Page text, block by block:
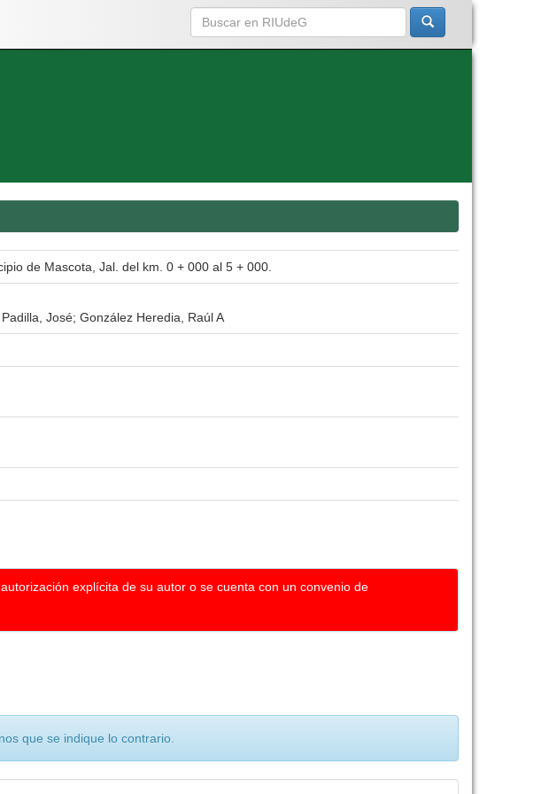
de Mascota, Jal. del km. 0 + 000 al 5 + 000.
José; González Heredia, Raúl A
explícita de su autor o se cuenta con un convenio de
que se indique lo contrario.